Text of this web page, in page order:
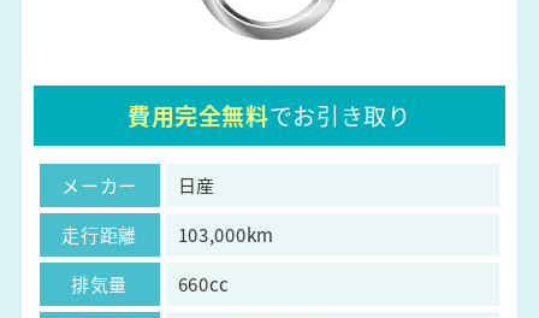
費用完全無料でお引き取り
メーカー
日産
走行距離
103,000km
排気量
660cc